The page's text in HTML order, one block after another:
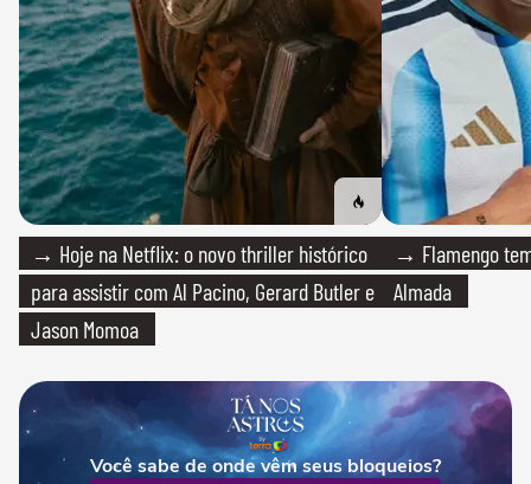
→ Hoje na Netflix: o novo thriller histórico
para assistir com Al Pacino, Gerard Butler e
Jason Momoa
→ Flamengo
Almada
Você sabe de onde vêm seus bloqueios?